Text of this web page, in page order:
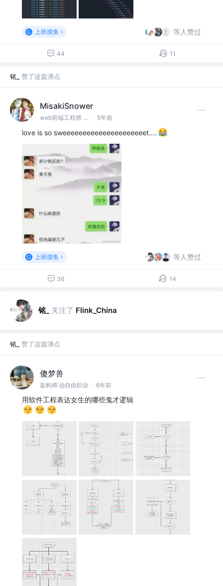
上班摸鱼 等人赞过
44 11
铭_ 赞了这篇沸点
MisakiSnower
web前端工程师 @阿纳海姆新人类企业 · 5年前
love is so sweeeeeeeeeeeeeeeeeeeeet....
上班摸鱼 等人赞过
36 14
铭_ 关注了 Flink_China
铭_ 赞了这篇沸点
傻梦兽
架构师 @自由职业 · 6年前
用软件工程表达女生的哪些鬼才逻辑